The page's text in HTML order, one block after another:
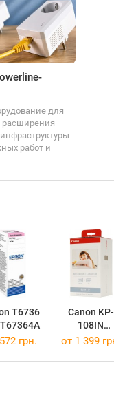
для
расширения
работ и
T6736
Canon KP-
108IN
3115B001
грн. от 1 399